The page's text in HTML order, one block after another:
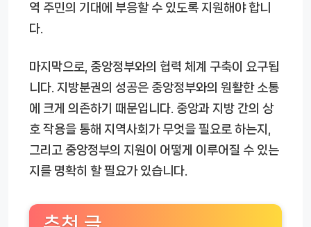
역 주민의 기대에 부응할 수 있도록 지원해야 합니
다.
마지막으로, 중앙정부와의 협력 체계 구축이 요구됩
니다. 지방분권의 성공은 중앙정부와의 원활한 소통
에 크게 의존하기 때문입니다. 중앙과 지방 간의 상
호 작용을 통해 지역사회가 무엇을 필요로 하는지,
그리고 중앙정부의 지원이 어떻게 이루어질 수 있는
지를 명확히 할 필요가 있습니다.